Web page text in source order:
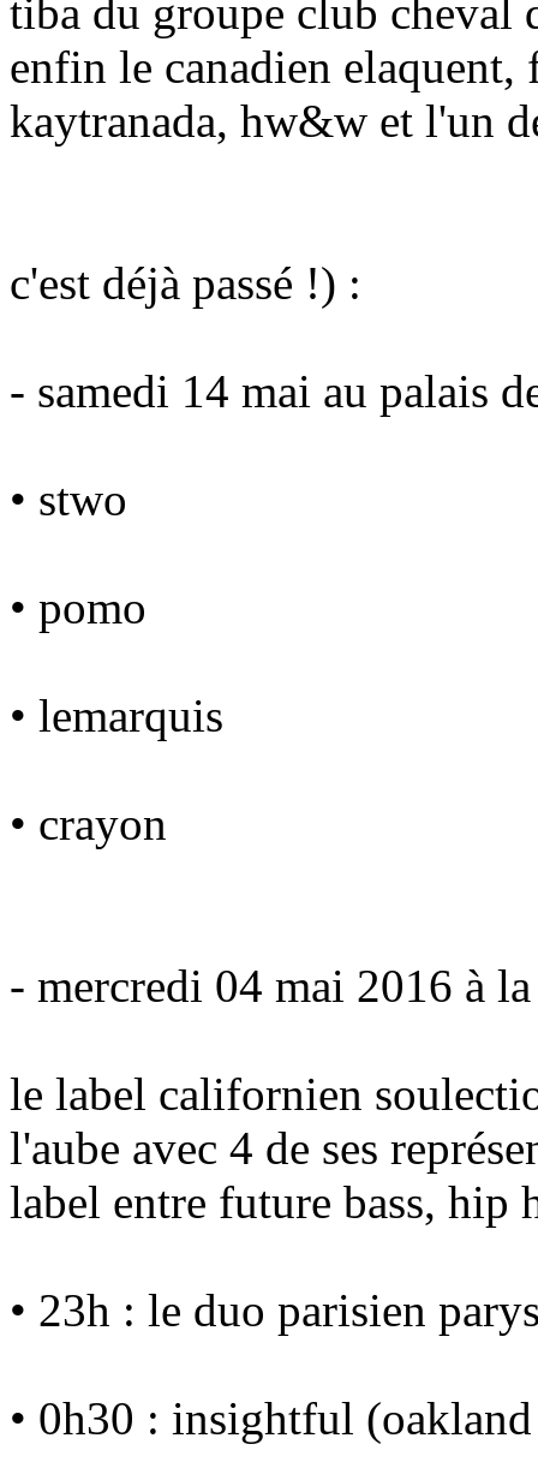
tiba du groupe club cheval
enfin le canadien
kaytranada, hw&w et l'un
c'est déjà passé !) :
- samedi 14 mai au palais
• stwo
• pomo
• lemarquis
• crayon
- mercredi 04 mai 2016 à
le label californien
l'aube avec 4 de ses
label entre future bass, hip
• 23h : le duo parisien
• 0h30 : insightful